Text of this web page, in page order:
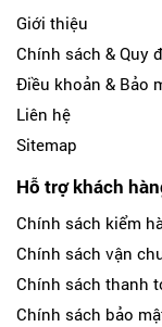
Giới thiệu
Chính sách & Quy
Điều khoản & Bảo
Liên hệ
Sitemap
Hỗ trợ khách
Chính sách kiểm
Chính sách vận
Chính sách thanh
Chính sách bảo